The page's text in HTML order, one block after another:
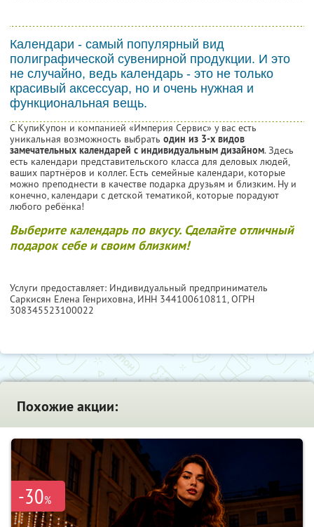
Календари - самый популярный вид
полиграфической сувенирной продукции. И это
не случайно, ведь календарь - это не только
красивый аксессуар, но и очень нужная и
функциональная вещь.
С КупиКупон и компанией «Империя Сервис» у вас есть
уникальная возможность выбрать один из 3-х видов
замечательных календарей с индивидуальным дизайном. Здесь
есть календари представительского класса для деловых людей,
ваших партнёров и коллег. Есть семейные календари, которые
можно преподнести в качестве подарка друзьям и близким. Ну и
конечно, календари с детской тематикой, которые порадуют
любого ребёнка!
Выберите календарь по вкусу. Сделайте отличный
подарок себе и своим близким!
Услуги предоставляет: Индивидуальный предприниматель
Саркисян Елена Генриховна, ИНН 344100610811, ОГРН
308345523100022
Похожие акции:
-30%